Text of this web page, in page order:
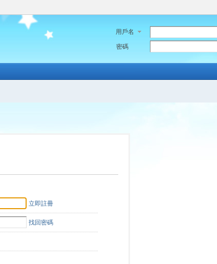
用戶名
密碼
立即註冊
找回密碼